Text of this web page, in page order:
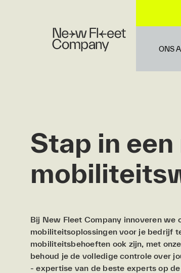
ONS
Stap in
Bij New Fleet Company innoveren we
mobiliteitsoplossingen voor je bedrijf
mobiliteitsbehoeften ook zijn, met
behoud je de volledige controle over
- expertise van de beste experts op